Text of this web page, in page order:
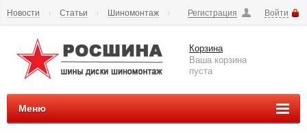
Регистрация Войти
Новости Статьи
Шиномонтаж
Вопросы и ответы
Контакты Наши реквизиты
Корзина
Ваша корзина
пуста
Меню